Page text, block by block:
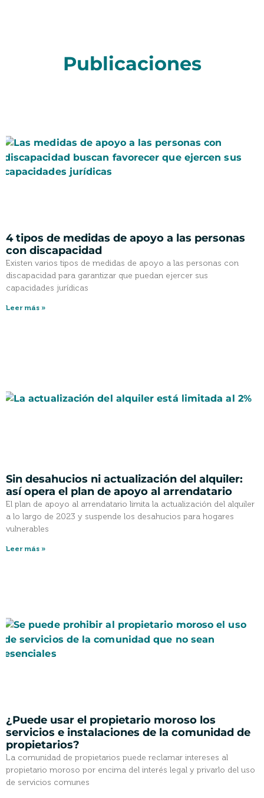
Publicaciones
4 tipos de medidas de apoyo a las personas
con discapacidad
Existen varios tipos de medidas de apoyo a las personas con
discapacidad para garantizar que puedan ejercer sus
capacidades jurídicas
Leer más »
Sin desahucios ni actualización del alquiler:
así opera el plan de apoyo al arrendatario
El plan de apoyo al arrendatario limita la actualización del alquiler
a lo largo de 2023 y suspende los desahucios para hogares
vulnerables
Leer más »
¿Puede usar el propietario moroso los
servicios e instalaciones de la comunidad de
propietarios?
La comunidad de propietarios puede reclamar intereses al
propietario moroso por encima del interés legal y privarlo del uso
de servicios comunes